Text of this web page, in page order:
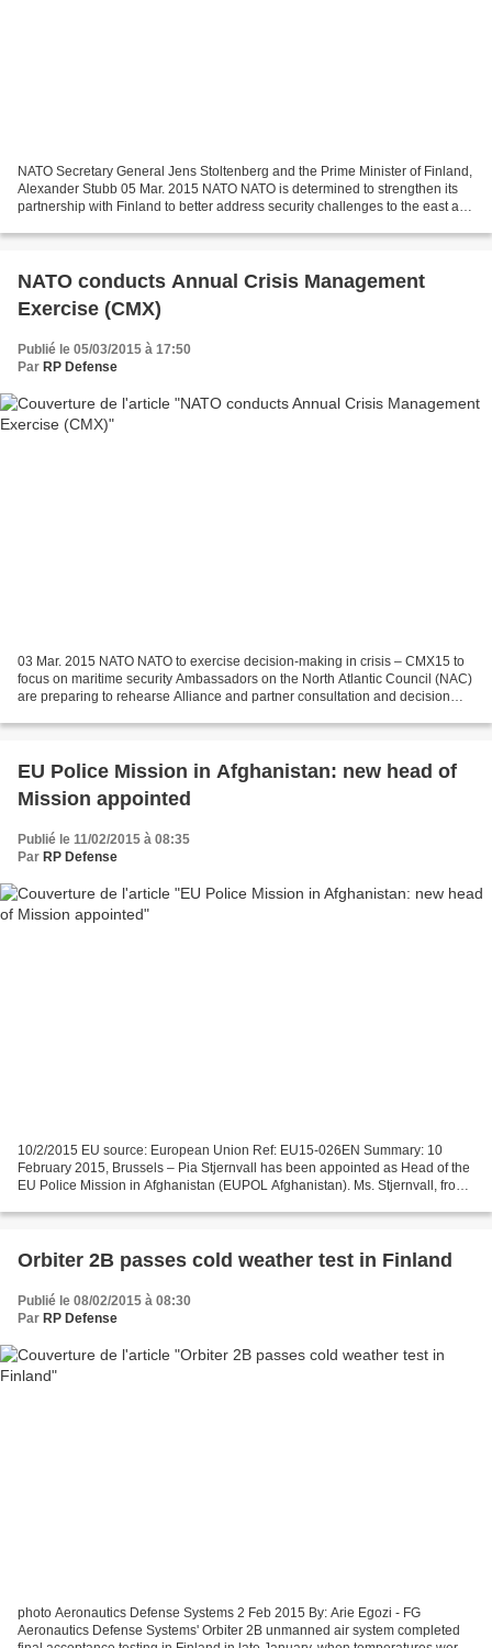
NATO Secretary General Jens Stoltenberg and the Prime Minister of Finland,
Alexander Stubb 05 Mar. 2015 NATO NATO is determined to strengthen its
partnership with Finland to better address security challenges to the east and
NATO conducts Annual Crisis Management
Exercise (CMX)
Publié le 05/03/2015 à 17:50
Par RP Defense
03 Mar. 2015 NATO NATO to exercise decision-making in crisis – CMX15 to
focus on maritime security Ambassadors on the North Atlantic Council (NAC)
are preparing to rehearse Alliance and partner consultation and decision
EU Police Mission in Afghanistan: new head of
Mission appointed
Publié le 11/02/2015 à 08:35
Par RP Defense
10/2/2015 EU source: European Union Ref: EU15-026EN Summary: 10
February 2015, Brussels – Pia Stjernvall has been appointed as Head of the
EU Police Mission in Afghanistan (EUPOL Afghanistan). Ms. Stjernvall, from
Orbiter 2B passes cold weather test in Finland
Publié le 08/02/2015 à 08:30
Par RP Defense
photo Aeronautics Defense Systems 2 Feb 2015 By: Arie Egozi - FG
Aeronautics Defense Systems' Orbiter 2B unmanned air system completed